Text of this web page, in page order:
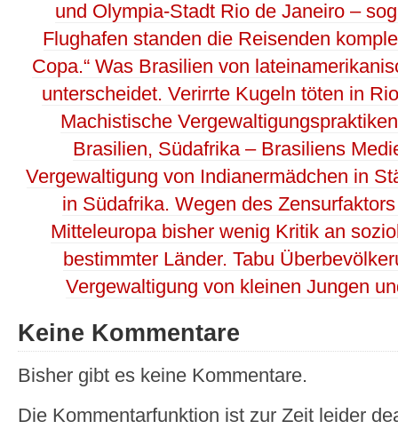
und Olympia-Stadt Rio de Janeiro –
Flughafen standen die Reisenden
Copa.“ Was Brasilien von
unterscheidet. Verirrte Kugeln töten in
Machistische
Brasilien, Südafrika – Brasiliens
Vergewaltigung von Indianermädchen in
in Südafrika. Wegen des
Mitteleuropa bisher wenig Kritik an
bestimmter Länder. Tabu
Vergewaltigung von kleinen Jungen
Keine Kommentare
Bisher gibt es keine Kommentare.
Die Kommentarfunktion ist zur Zeit leider